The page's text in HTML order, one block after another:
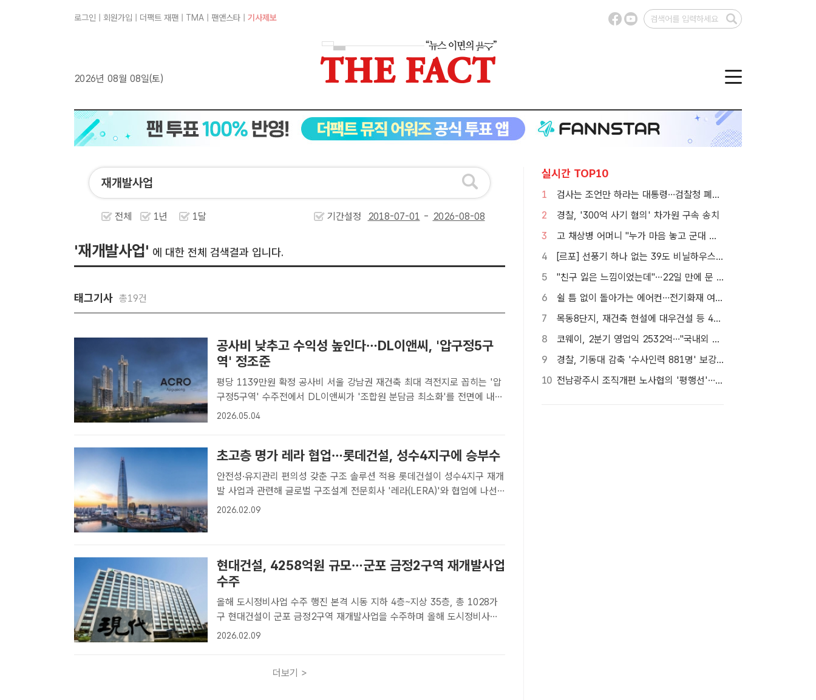
로그인 회원가입 더팩트 재팬 TMA 팬앤스타 기사제보
2026년 08월 08일(토)
전체 1년 1달 기간설정 -
'재개발사업' 에 대한 전체 검색결과 입니다.
태그기사 총19건
공사비 낮추고 수익성 높인다…DL이앤씨, '압구정5구
역' 정조준
평당 1139만원 확정 공사비 서울 강남권 재건축 최대 격전지로 꼽히는 '압
구정5구역' 수주전에서 DL이앤씨가 '조합원 분담금 최소화'를 전면에 내세
웠다. /DL이앤씨[더팩트｜이중삼 기자] 서울 강남권 재건축 최대 격전지로
2026.05.04
초고층 명가 레라 협업…롯데건설, 성수4지구에 승부수
안전성·유지관리 편의성 갖춘 구조 솔루션 적용 롯데건설이 성수4지구 재개
발 사업과 관련해 글로벌 구조설계 전문회사 '레라(LERA)'와 협업에 나선
다. /롯데건설[더팩트｜이중삼 기자] 롯데건설이 서울 성수4지구를 위해 글
2026.02.09
현대건설, 4258억원 규모…군포 금정2구역 재개발사업
수주
올해 도시정비사업 수주 행진 본격 시동 지하 4층~지상 35층, 총 1028가
구 현대건설이 군포 금정2구역 재개발사업을 수주하며 올해 도시정비사업
수주 행진에 본격적인 시동을 걸었다. /현대건설[더팩트｜이중삼 기자] 현대
2026.02.09
더보기 >
실시간 TOP10
1
검사는 조언만 하라는 대통령…검찰청 폐지 앞둔 합수본 '딜레마'
2
경찰, '300억 사기 혐의' 차가원 구속 송치
3
고 채상병 어머니 "누가 마음 놓고 군대 보내겠나"…임성근 징역 3년에 분통
4
[르포] 선풍기 하나 없는 39도 비닐하우스…이주노동자의 '악몽같은 폭염'
5
"친구 잃은 느낌이었는데"…22일 만에 문 연 홈플러스 가보니[TF현장]
6
쉴 틈 없이 돌아가는 에어컨…전기화재 여름철에 몰린다
7
목동8단지, 재건축 현설에 대우건설 등 4곳…경쟁 입찰 성사될까
8
코웨이, 2분기 영업익 2532억…"국내외 모두 판매 증가"
9
경찰, 기동대 감축 '수사인력 881명' 보강…9월 초까지 상피제 시행
10
전남광주시 조직개편 노사협의 '평행선'…핵심부서 배치 결론 못 내